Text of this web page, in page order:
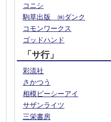
コニシ
駒草出版 ㈱ダンク
コモンワークス
ゴッドハンド
「サ行」
彩流社
さかつう
相模ピーシーアイ
サザンライツ
三栄書房